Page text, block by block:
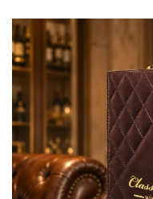
Bijuterii Copii
Bijuterii Mirese
Selectii
Reduceri
Cele mai noi
Cele mai vandute
Cele mai votate
Cu video
Pret